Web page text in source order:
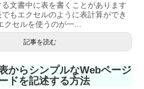
文書中に表を書くことがあります
もエクセルのように表計算ができ
クセルを使うのが一...
記事を読む
からシンプルなWebページ
ドを記述する方法